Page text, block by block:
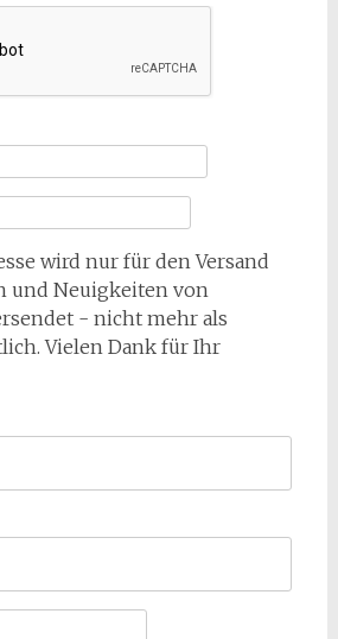
wird nur für den Versand
und Neuigkeiten von
- nicht mehr als
Vielen Dank für Ihr